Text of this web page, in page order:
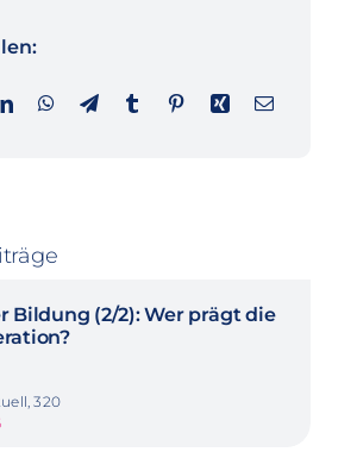
Bildung (2/2): Wer prägt die
320